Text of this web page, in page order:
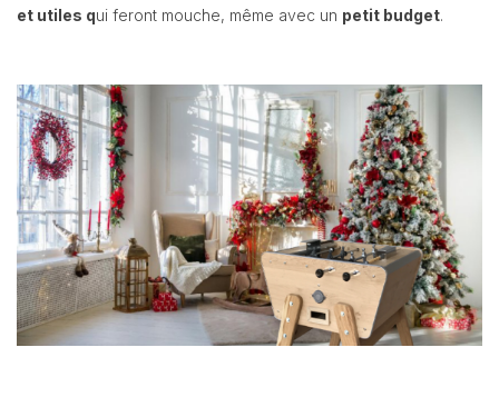
et utiles qui feront mouche, même avec un petit budget.